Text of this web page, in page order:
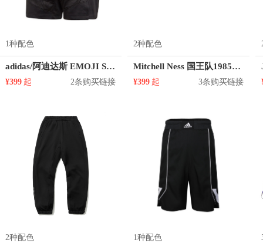
1种配色
adidas/阿迪达斯 EMOJI Short亲肤透气松紧腰运动短裤 GP6778
¥399 起 2条购买链接
2种配色
Mitchell Ness 国王队1985年SW复古球裤运动网眼短裤 SMSHSB19043-SKILTBL85
¥399 起 3条购买链接
2种配色 1种配色